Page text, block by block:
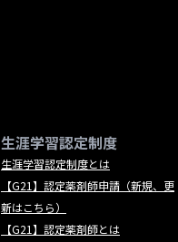
生涯学習認定制度
生涯学習認定制度とは
【G21】認定薬剤師申請（新規、更
新はこちら）
【G21】認定薬剤師とは